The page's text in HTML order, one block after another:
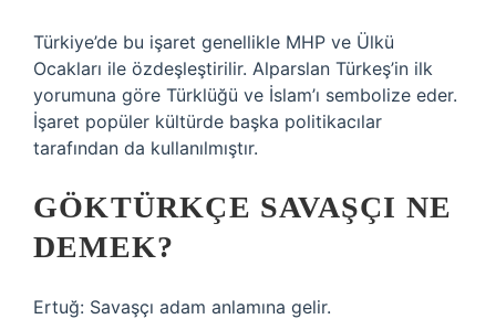
Türkiye’de bu işaret genellikle MHP ve Ülkü
Ocakları ile özdeşleştirilir. Alparslan Türkeş’in ilk
yorumuna göre Türklüğü ve İslam’ı sembolize eder.
İşaret popüler kültürde başka politikacılar
tarafından da kullanılmıştır.
GÖKTÜRKÇE SAVAŞÇI NE
DEMEK?
Ertuğ: Savaşçı adam anlamına gelir.